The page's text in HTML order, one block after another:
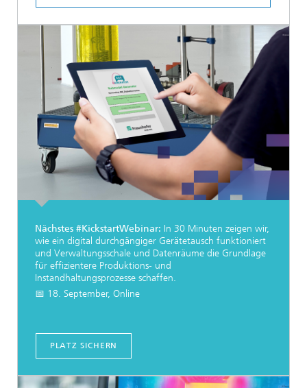
Nächstes #KickstartWebinar: In 30 Minuten zeigen wir,
wie ein digital durchgängiger Gerätetausch funktioniert
und Verwaltungsschale und Datenräume die Grundlage
für effizientere Produktions- und
Instandhaltungsprozesse schaffen.
📅 18. September, Online
PLATZ SICHERN